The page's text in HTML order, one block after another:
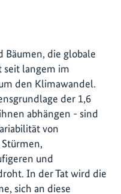
Bäumen, die globale
seit langem im
den Klimawandel.
der 1,6
abhängen - sind
von
und
In der Tat wird die
sich an diese